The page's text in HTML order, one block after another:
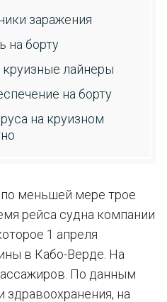
заражения
на борту
лайнеры
на борту
на круизном
меньшей мере трое
рейса судна компании
1 апреля
в Кабо-Верде. На
По данным
здравоохранения, на